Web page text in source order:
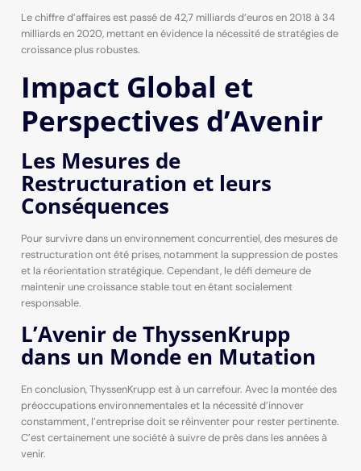
Le chiffre d’affaires est passé de 42,7 milliards d’euros en 2018 à 34
milliards en 2020, mettant en évidence la nécessité de stratégies de
croissance plus robustes.
Impact Global et
Perspectives d’Avenir
Les Mesures de
Restructuration et leurs
Conséquences
Pour survivre dans un environnement concurrentiel, des mesures de
restructuration ont été prises, notamment la suppression de postes
et la réorientation stratégique. Cependant, le défi demeure de
maintenir une croissance stable tout en étant socialement
responsable.
L’Avenir de ThyssenKrupp
dans un Monde en Mutation
En conclusion, ThyssenKrupp est à un carrefour. Avec la montée des
préoccupations environnementales et la nécessité d’innover
constamment, l’entreprise doit se réinventer pour rester pertinente.
C’est certainement une société à suivre de près dans les années à
venir.